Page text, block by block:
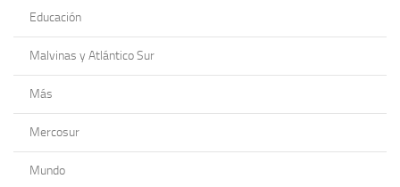
Educación
Malvinas y Atlántico Sur
Más
Mercosur
Mundo